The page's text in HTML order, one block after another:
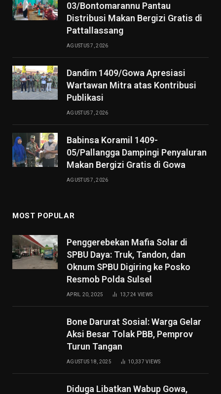
03/Bontomarannu Pantau
Distribusi Makan Bergizi Gratis di
Pattallassang
AGUSTUS 7, 2026
Dandim 1409/Gowa Apresiasi
Wartawan Mitra atas Kontribusi
Publikasi
AGUSTUS 7, 2026
Babinsa Koramil 1409-
05/Pallangga Dampingi Penyaluran
Makan Bergizi Gratis di Gowa
AGUSTUS 7, 2026
MOST POPULAR
Penggerebekan Mafia Solar di
SPBU Daya: Truk, Tandon, dan
Oknum SPBU Digiring ke Posko
Resmob Polda Sulsel
APRIL 20, 2025 13,724 VIEWS
Bone Darurat Sosial: Warga Gelar
Aksi Besar Tolak PBB, Pemprov
Turun Tangan
AGUSTUS 18, 2025 10,337VIEWS
Diduga Libatkan Wabup Gowa,